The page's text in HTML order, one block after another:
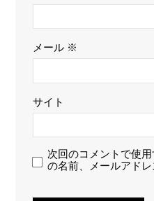
メール ※
サイト
次回のコメントで使
の名前、メールアドレ